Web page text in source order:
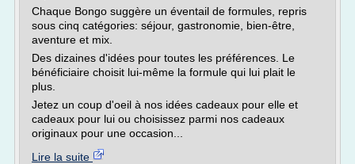
Chaque Bongo suggère un éventail de formules, repris
sous cinq catégories: séjour, gastronomie, bien-être,
aventure et mix.
Des dizaines d'idées pour toutes les préférences. Le
bénéficiaire choisit lui-même la formule qui lui plait le
plus.
Jetez un coup d'oeil à nos idées cadeaux pour elle et
cadeaux pour lui ou choisissez parmi nos cadeaux
originaux pour une occasion...
Lire la suite